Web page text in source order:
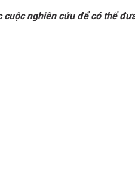
nghiên cứu để có thể